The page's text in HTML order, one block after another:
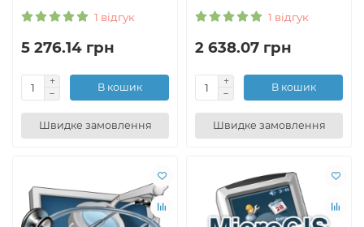
1 відгук
5 276.14 грн
В кошик
Швидке замовлення
1 відгук
2 638.07 грн
В кошик
Швидке замовлення